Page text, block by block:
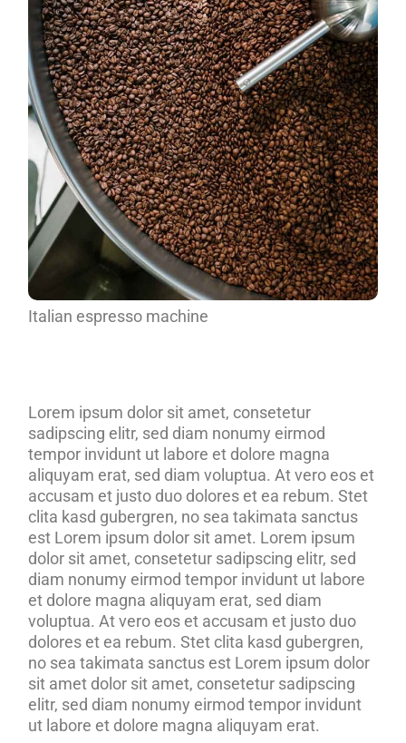
Italian espresso machine
Lorem ipsum dolor sit amet, consetetur
sadipscing elitr, sed diam nonumy eirmod
tempor invidunt ut labore et dolore magna
aliquyam erat, sed diam voluptua. At vero eos et
accusam et justo duo dolores et ea rebum. Stet
clita kasd gubergren, no sea takimata sanctus
est Lorem ipsum dolor sit amet. Lorem ipsum
dolor sit amet, consetetur sadipscing elitr, sed
diam nonumy eirmod tempor invidunt ut labore
et dolore magna aliquyam erat, sed diam
voluptua. At vero eos et accusam et justo duo
dolores et ea rebum. Stet clita kasd gubergren,
no sea takimata sanctus est Lorem ipsum dolor
sit amet dolor sit amet, consetetur sadipscing
elitr, sed diam nonumy eirmod tempor invidunt
ut labore et dolore magna aliquyam erat.